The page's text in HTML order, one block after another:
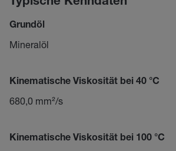
Grundöl
Mineralöl
Kinematische Viskosität bei 40 °C
680,0 mm²/s
Kinematische Viskosität bei 100 °C